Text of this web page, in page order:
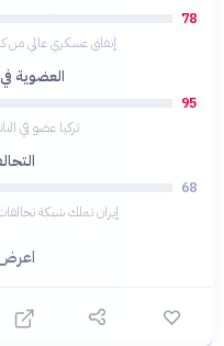
78
إنفاق عسكري عالي من
العضوية
95
تركيا عضو في
68
إيران تملك شبكة
اعرض